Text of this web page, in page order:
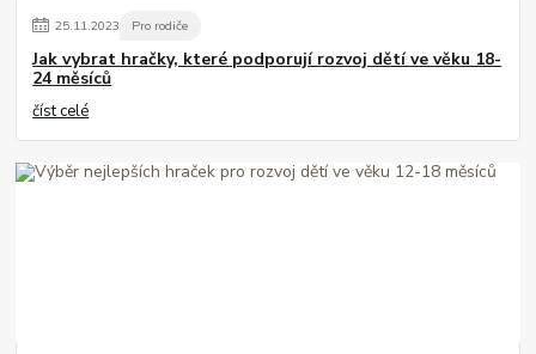
25.11.2023 Pro rodiče
Jak vybrat hračky, které podporují rozvoj dětí ve věku 18-
24 měsíců
číst celé